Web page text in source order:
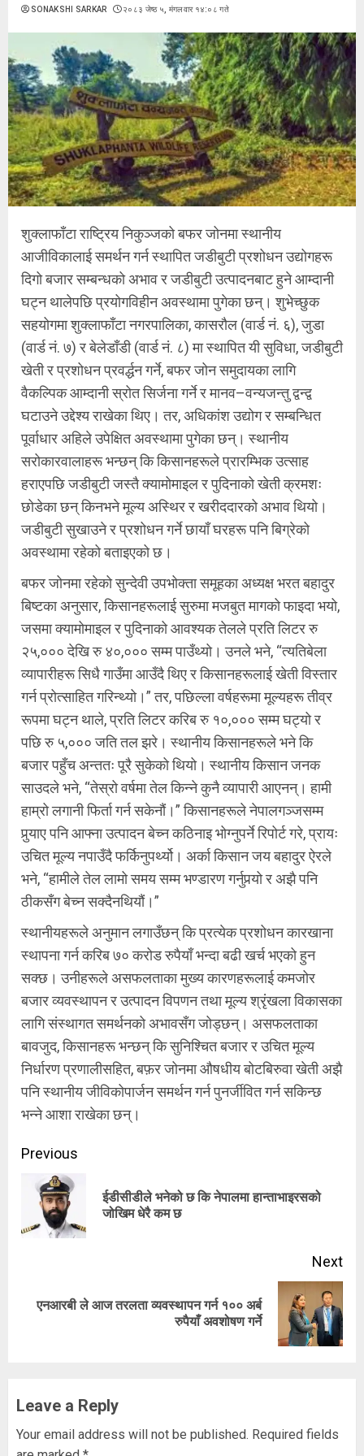
SONAKSHI SARKAR २०८३ जेष्ठ ५, मंगलवार १४:०८ गते
शुक्लाफाँटा राष्ट्रिय निकुञ्जको बफर जोनमा स्थानीय
आजीविकालाई समर्थन गर्न स्थापित जडीबुटी प्रशोधन उद्योगहरू
दिगो बजार सम्बन्धको अभाव र जडीबुटी उत्पादनबाट हुने आम्दानी
घट्न थालेपछि प्रयोगविहीन अवस्थामा पुगेका छन्। शुभेच्छुक
सहयोगमा शुक्लाफाँटा नगरपालिका, कासरौल (वार्ड नं. ६), जुडा
(वार्ड नं. ७) र बेलेडाँडी (वार्ड नं. ८) मा स्थापित यी सुविधा, जडीबुटी
खेती र प्रशोधन प्रवर्द्धन गर्ने, बफर जोन समुदायका लागि
वैकल्पिक आम्दानी स्रोत सिर्जना गर्ने र मानव–वन्यजन्तु द्वन्द्व
घटाउने उद्देश्य राखेका थिए। तर, अधिकांश उद्योग र सम्बन्धित
पूर्वाधार अहिले उपेक्षित अवस्थामा पुगेका छन्। स्थानीय
सरोकारवालाहरू भन्छन् कि किसानहरूले प्रारम्भिक उत्साह
हराएपछि जडीबुटी जस्तै क्यामोमाइल र पुदिनाको खेती क्रमशः
छोडेका छन् किनभने मूल्य अस्थिर र खरीददारको अभाव थियो।
जडीबुटी सुखाउने र प्रशोधन गर्ने छायाँ घरहरू पनि बिग्रेको
अवस्थामा रहेको बताइएको छ।
बफर जोनमा रहेको सुन्देवी उपभोक्ता समूहका अध्यक्ष भरत बहादुर
बिष्टका अनुसार, किसानहरूलाई सुरुमा मजबुत मागको फाइदा भयो,
जसमा क्यामोमाइल र पुदिनाको आवश्यक तेलले प्रति लिटर रु
२५,००० देखि रु ४०,००० सम्म पाउँथ्यो। उनले भने, “त्यतिबेला
व्यापारीहरू सिधै गाउँमा आउँदै थिए र किसानहरूलाई खेती विस्तार
गर्न प्रोत्साहित गरिन्थ्यो।” तर, पछिल्ला वर्षहरूमा मूल्यहरू तीव्र
रूपमा घट्न थाले, प्रति लिटर करिब रु १०,००० सम्म घट्यो र
पछि रु ५,००० जति तल झरे। स्थानीय किसानहरूले भने कि
बजार पहुँच अन्ततः पूरै सुकेको थियो। स्थानीय किसान जनक
साउदले भने, “तेस्रो वर्षमा तेल किन्ने कुनै व्यापारी आएनन्। हामी
हाम्रो लगानी फिर्ता गर्न सकेनौं।” किसानहरूले नेपालगञ्जसम्म
पुर्‍याए पनि आफ्ना उत्पादन बेच्न कठिनाइ भोग्नुपर्ने रिपोर्ट गरे, प्रायः
उचित मूल्य नपाउँदै फर्किनुपर्थ्यो। अर्का किसान जय बहादुर ऐरले
भने, “हामीले तेल लामो समय सम्म भण्डारण गर्नुपर्‍यो र अझै पनि
ठीकसँग बेच्न सक्दैनथियौं।”
स्थानीयहरूले अनुमान लगाउँछन् कि प्रत्येक प्रशोधन कारखाना
स्थापना गर्न करिब ७० करोड रुपैयाँ भन्दा बढी खर्च भएको हुन
सक्छ। उनीहरूले असफलताका मुख्य कारणहरूलाई कमजोर
बजार व्यवस्थापन र उत्पादन विपणन तथा मूल्य श्रृंखला विकासका
लागि संस्थागत समर्थनको अभावसँग जोड्छन्। असफलताका
बावजुद, किसानहरू भन्छन् कि सुनिश्चित बजार र उचित मूल्य
निर्धारण प्रणालीसहित, बफ़र जोनमा औषधीय बोटबिरुवा खेती अझै
पनि स्थानीय जीविकोपार्जन समर्थन गर्न पुनर्जीवित गर्न सकिन्छ
भन्ने आशा राखेका छन्।
Continue
Reading
Previous
ईडीसीडीले भनेको छ कि नेपालमा हान्ताभाइरसको
जोखिम धेरै कम छ
Next
Next
एनआरबी ले आज तरलता व्यवस्थापन गर्न १०० अर्ब
रुपैयाँ अवशोषण गर्ने
Leave a Reply
Your email address will not be published. Required fields